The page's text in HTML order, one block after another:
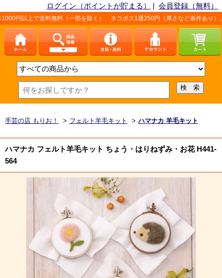
ログイン（ポイントが貯まる） | 会員登録（無料）
無料（一部を除く）、ネコポス1通250円（厚さなど条件あり）。詳しくは、
手芸の店 もりお！ > フェルト羊毛キット > ハマナカ 羊毛キット
ハマナカ フェルト羊毛キット ちょう・はりねずみ・お花 H441-
564